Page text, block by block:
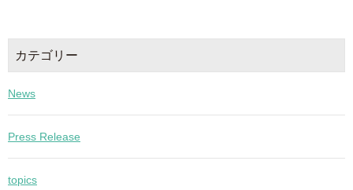
カテゴリー
News
Press Release
topics